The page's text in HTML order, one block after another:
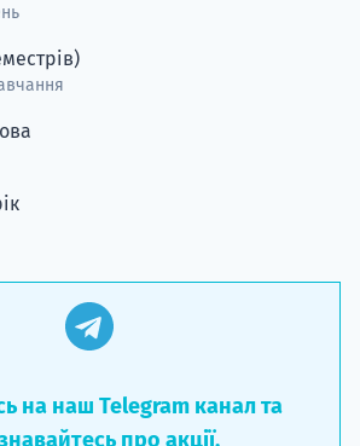
на наш Telegram канал та
про акції,